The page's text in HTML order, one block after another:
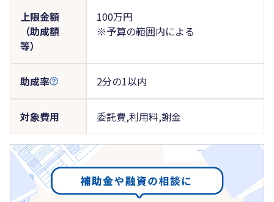
上限金額
（助成額
等）
100万円
※予算の範囲内による
助成率 2分の1以内
対象費用 委託費,利用料,謝金